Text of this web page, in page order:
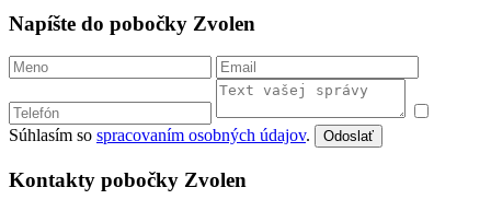
Napíšte do pobočky Zvolen
Súhlasím so spracovaním osobných údajov. Odoslať
Kontakty pobočky Zvolen